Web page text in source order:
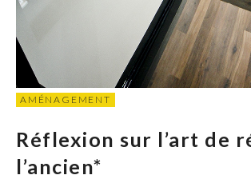
AMÉNAGEMENT
Réflexion sur l’art de
l’ancien*